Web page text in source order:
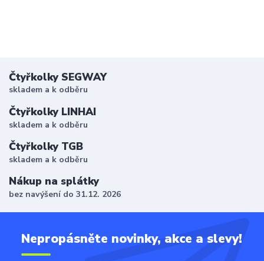
Čtyřkolky SEGWAY
skladem a k odběru
Čtyřkolky LINHAI
skladem a k odběru
Čtyřkolky TGB
skladem a k odběru
Nákup na splátky
bez navýšení do 31.12. 2026
Nepropásněte novinky, akce a slevy!